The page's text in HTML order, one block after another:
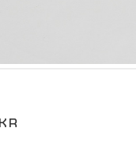
PRIS:
KR